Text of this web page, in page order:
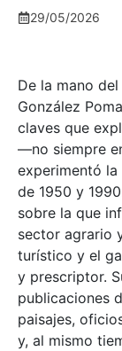
29/05/2026
De la mano
González
claves que
—no siempre
experimentó
de 1950 y
sobre la que
sector agrario
turístico y el
y prescriptor.
publicaciones
paisajes,
y, al mismo